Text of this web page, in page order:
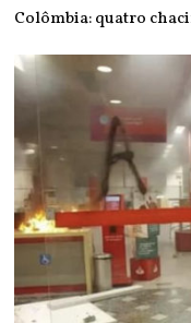
Colômbia: quatro